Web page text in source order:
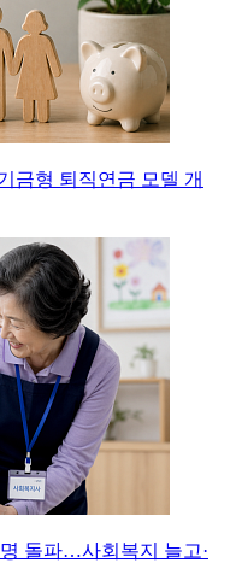
금형 퇴직연금 모델 개
돌파…사회복지 늘고·